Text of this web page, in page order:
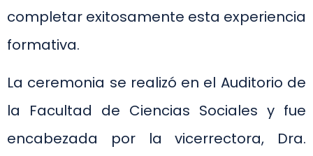
completar exitosamente esta experiencia
formativa.
La ceremonia se realizó en el Auditorio de
la Facultad de Ciencias Sociales y fue
encabezada por la vicerrectora, Dra.